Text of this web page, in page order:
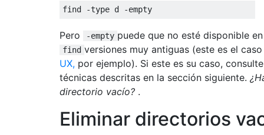
find -type d -empty
Pero -empty puede que no esté disponible en
find versiones muy antiguas (este es el
UX, por ejemplo). Si este es su caso,
técnicas descritas en la sección siguiente.
directorio vacío? .
Eliminar directorios